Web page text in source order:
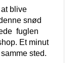
blive
snød
fuglen
Et minut
sted.